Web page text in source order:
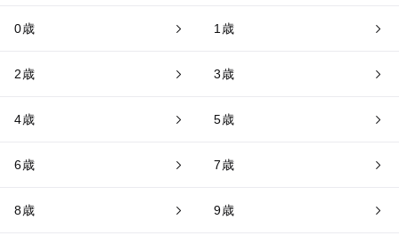
0歳 1歳
2歳 3歳
4歳 5歳
6歳 7歳
8歳 9歳